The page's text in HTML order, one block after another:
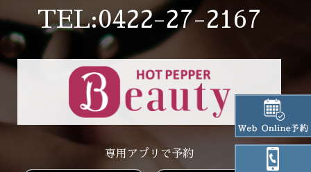
TEL:0422-27-2167
専用アプリで予約